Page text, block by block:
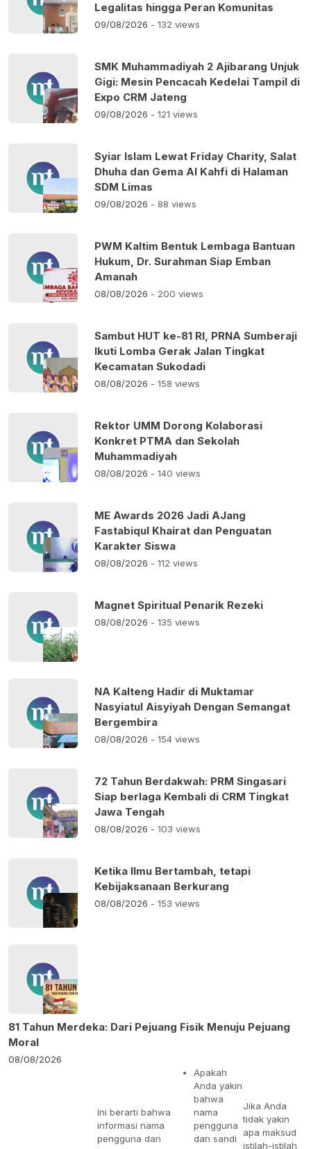
Legalitas hingga Peran Komunitas
09/08/2026 - 132 views
SMK Muhammadiyah 2 Ajibarang Unjuk
Gigi: Mesin Pencacah Kedelai Tampil di
Expo CRM Jateng
09/08/2026 - 121 views
Syiar Islam Lewat Friday Charity, Salat
Dhuha dan Gema Al Kahfi di Halaman
SDM Limas
09/08/2026 - 88 views
PWM Kaltim Bentuk Lembaga Bantuan
Hukum, Dr. Surahman Siap Emban
Amanah
08/08/2026 - 200 views
Sambut HUT ke-81 RI, PRNA Sumberaji
Ikuti Lomba Gerak Jalan Tingkat
Kecamatan Sukodadi
08/08/2026 - 158 views
Rektor UMM Dorong Kolaborasi
Konkret PTMA dan Sekolah
Muhammadiyah
08/08/2026 - 140 views
ME Awards 2026 Jadi AJang
Fastabiqul Khairat dan Penguatan
Karakter Siswa
08/08/2026 - 112 views
Magnet Spiritual Penarik Rezeki
08/08/2026 - 135 views
NA Kalteng Hadir di Muktamar
Nasyiatul Aisyiyah Dengan Semangat
Bergembira
08/08/2026 - 154 views
72 Tahun Berdakwah: PRM Singasari
Siap berlaga Kembali di CRM Tingkat
Jawa Tengah
08/08/2026 - 103 views
Ketika Ilmu Bertambah, tetapi
Kebijaksanaan Berkurang
08/08/2026 - 153 views
81 Tahun Merdeka: Dari Pejuang Fisik Menuju Pejuang
Moral
08/08/2026
Ini berarti bahwa
informasi nama
pengguna dan
Apakah
Anda yakin
bahwa
nama
pengguna
dan sandi
Jika Anda
tidak yakin
apa maksud
istilah-istilah